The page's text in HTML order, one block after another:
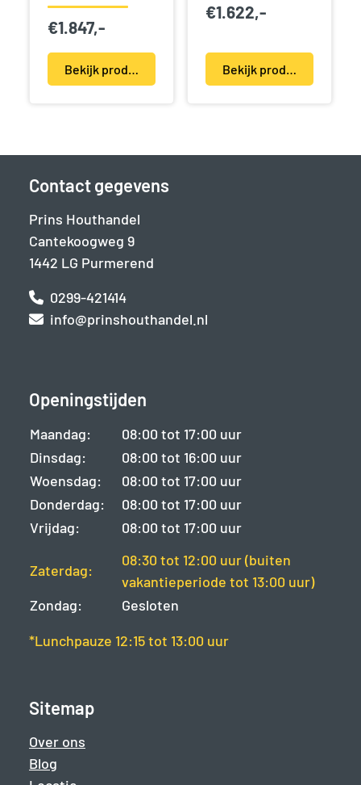
€1.847,-
€1.622,-
Contact gegevens
Prins Houthandel
Cantekoogweg 9
1442 LG Purmerend
0299-421414
info@prinshouthandel.nl
Openingstijden
Maandag:
08:00 tot 17:00 uur
Dinsdag:
08:00 tot 16:00 uur
Woensdag:
08:00 tot 17:00 uur
Donderdag:
08:00 tot 17:00 uur
Vrijdag:
08:00 tot 17:00 uur
Zaterdag:
08:30 tot 12:00 uur (buiten
vakantieperiode tot 13:00 uur)
Zondag:
Gesloten
*Lunchpauze 12:15 tot 13:00 uur
Sitemap
Over ons
Blog